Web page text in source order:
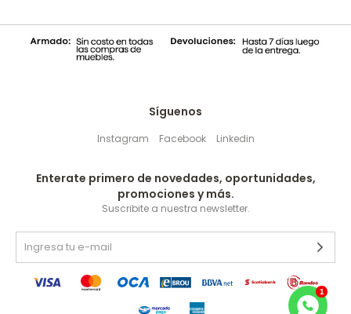
Síguenos
Instagram Facebook Linkedin
Enterate primero de novedades, oportunidades,
promociones y más.
Suscribite a nuestra newsletter.